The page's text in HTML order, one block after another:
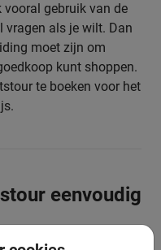
vooral gebruik van de
vragen als je wilt. Dan
moet zijn om
kunt shoppen.
te boeken voor het
eenvoudig